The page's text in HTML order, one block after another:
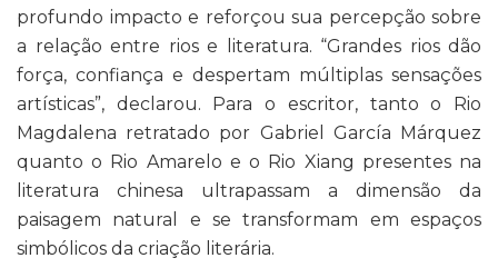
profundo impacto e reforçou sua percepção sobre
a relação entre rios e literatura. “Grandes rios dão
força, confiança e despertam múltiplas sensações
artísticas”, declarou. Para o escritor, tanto o Rio
Magdalena retratado por Gabriel García Márquez
quanto o Rio Amarelo e o Rio Xiang presentes na
literatura chinesa ultrapassam a dimensão da
paisagem natural e se transformam em espaços
simbólicos da criação literária.